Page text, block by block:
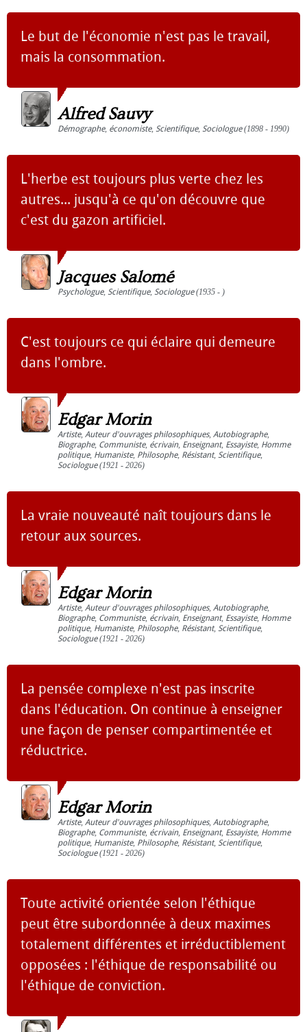
Le but de l'économie n'est pas le travail,
mais la consommation.
Alfred Sauvy
Démographe, économiste, Scientifique, Sociologue(1898 - 1990)
L'herbe est toujours plus verte chez les
autres... jusqu'à ce qu'on découvre que
c'est du gazon artificiel.
Jacques Salomé
Psychologue, Scientifique, Sociologue(1935 - )
C'est toujours ce qui éclaire qui demeure
dans l'ombre.
Edgar Morin
Artiste, Auteur d'ouvrages philosophiques, Autobiographe,
Biographe, Communiste, écrivain, Enseignant, Essayiste, Homme
politique, Humaniste, Philosophe, Résistant, Scientifique,
Sociologue(1921 - 2026)
La vraie nouveauté naît toujours dans le
retour aux sources.
Edgar Morin
Artiste, Auteur d'ouvrages philosophiques, Autobiographe,
Biographe, Communiste, écrivain, Enseignant, Essayiste, Homme
politique, Humaniste, Philosophe, Résistant, Scientifique,
Sociologue(1921 - 2026)
La pensée complexe n'est pas inscrite
dans l'éducation. On continue à enseigner
une façon de penser compartimentée et
réductrice.
Edgar Morin
Artiste, Auteur d'ouvrages philosophiques, Autobiographe,
Biographe, Communiste, écrivain, Enseignant, Essayiste, Homme
politique, Humaniste, Philosophe, Résistant, Scientifique,
Sociologue(1921 - 2026)
Toute activité orientée selon l'éthique
peut être subordonnée à deux maximes
totalement différentes et irréductiblement
opposées : l'éthique de responsabilité ou
l'éthique de conviction.